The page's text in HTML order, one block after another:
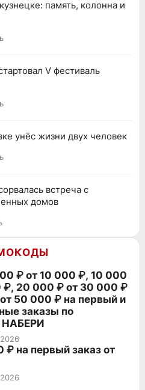
память, колонна и
V фестиваль
унёс жизни двух человек
встреча с
домов
₽ от 10 000 ₽, 10 000
₽, 20 000 ₽ от 30 000 ₽
50 000 ₽ на первый и
заказы по
НАБЕРИ
₽ на первый заказ от